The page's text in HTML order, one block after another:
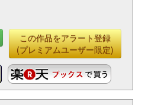
この作品をアラート登録
(プレミアムユーザー限定)